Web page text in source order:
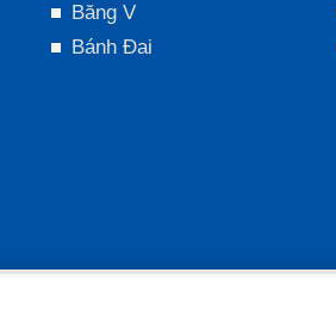
Băng V
Bánh Đai